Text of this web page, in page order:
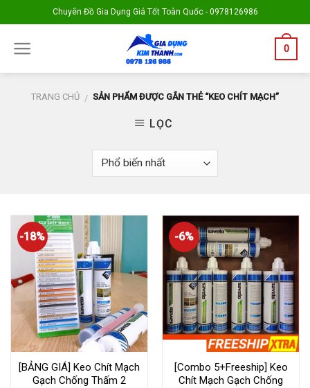
to
content
Chuyên Đồ Gia Dụng Giá Tốt Toàn Quốc - 0978126986
0
TRANG CHỦ / SẢN PHẨM ĐƯỢC GẮN THẺ “KEO CHÍT MẠCH”
LỌC
-18%
[BẢNG GIÁ] Keo Chít Mạch
Gạch Chống Thấm 2
-6%
[Combo 5+Freeship] Keo
Chít Mạch Gạch Chống